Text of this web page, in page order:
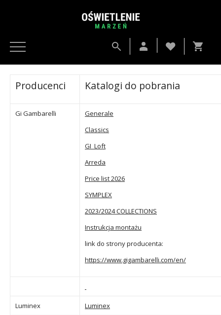
Producenci Katalogi do pobrania
Gi Gambarelli
Generale
Classics
GI_Loft
Arreda
Price list 2026
SYMPLEX
2023/2024 COLLECTIONS
Instrukcja montażu
link do strony producenta:
https://www.gigambarelli.com/en/
Luminex Luminex